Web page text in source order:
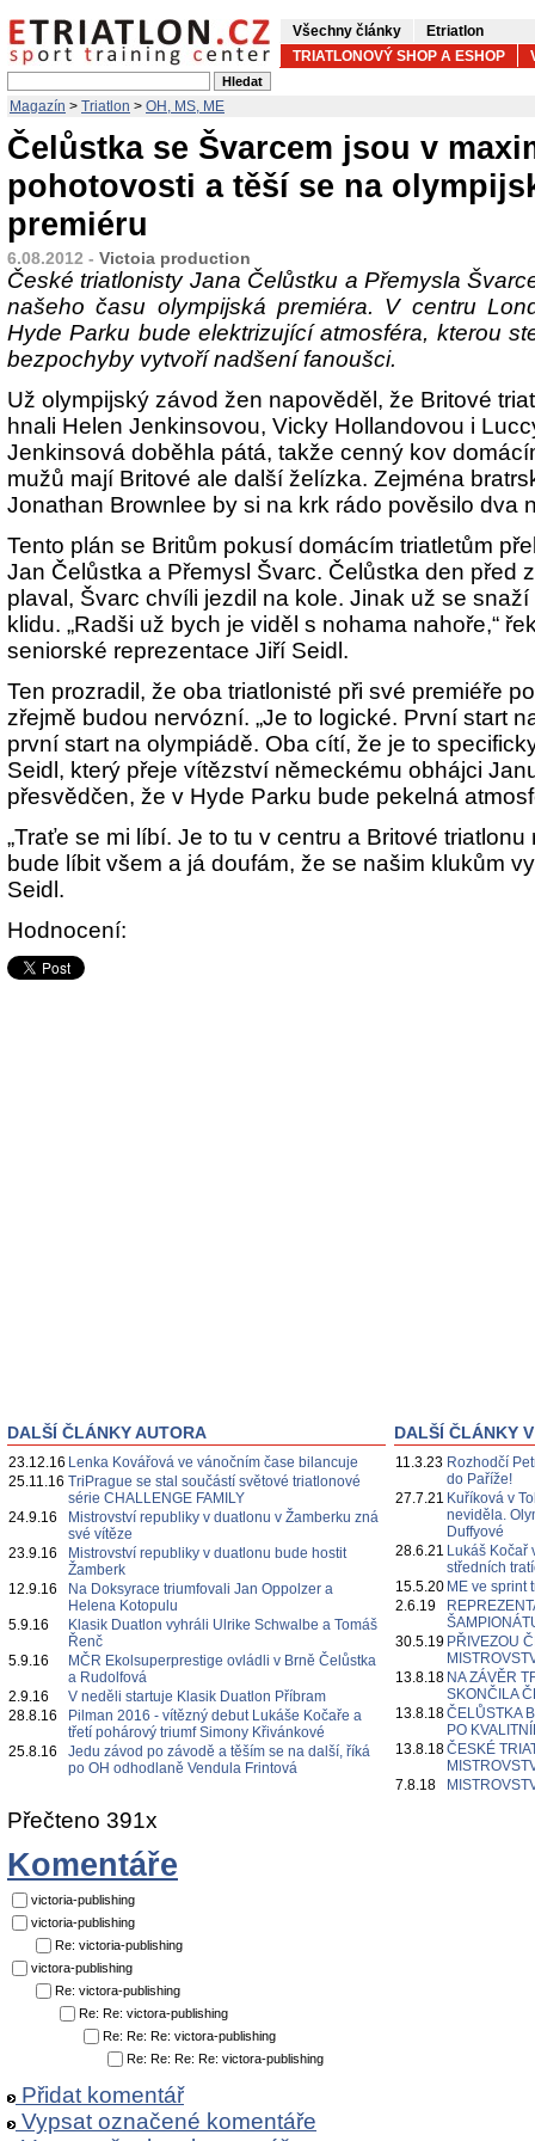
Všechny články
Etriatlon
TRIATLONOVÝ SHOP A ESHOP
Magazín > Triatlon > OH, MS, ME
Čelůstka se Švarcem jsou v
pohotovosti a těší se na
premiéru
6.08.2012 - Victoia production
České triatlonisty Jana Čelůstku a Přemysla
našeho času olympijská premiéra. V centru
Hyde Parku bude elektrizující atmosféra, kterou
bezpochyby vytvoří nadšení fanoušci.
Už olympijský závod žen napověděl, že Britové
hnali Helen Jenkinsovou, Vicky Hollandovou i
Jenkinsová doběhla pátá, takže cenný kov
mužů mají Britové ale další želízka. Zejména
Jonathan Brownlee by si na krk rádo pověsilo dva
Tento plán se Britům pokusí domácím triatletům
Jan Čelůstka a Přemysl Švarc. Čelůstka den před
plaval, Švarc chvíli jezdil na kole. Jinak už se
klidu. „Radši už bych je viděl s nohama nahoře,“
seniorské reprezentace Jiří Seidl.
Ten prozradil, že oba triatlonisté při své premiéře
zřejmě budou nervózní. „Je to logické. První start
první start na olympiádě. Oba cítí, že je to
Seidl, který přeje vítězství německému obhájci
přesvědčen, že v Hyde Parku bude pekelná
„Traťe se mi líbí. Je to tu v centru a Britové
bude líbit všem a já doufám, že se našim klukům
Seidl.
Hodnocení:
DALŠÍ ČLÁNKY AUTORA
23.12.16 Lenka Kovářová ve vánočním čase bilancuje
25.11.16 TriPrague se stal součástí světové triatlonové
série CHALLENGE FAMILY
24.9.16
Mistrovství republiky v duatlonu v Žamberku zná
své vítěze
23.9.16
Mistrovství republiky v duatlonu bude hostit
Žamberk
12.9.16
Na Doksyrace triumfovali Jan Oppolzer a
Helena Kotopulu
5.9.16
Klasik Duatlon vyhráli Ulrike Schwalbe a Tomáš
Řenč
5.9.16
MČR Ekolsuperprestige ovládli v Brně Čelůstka
a Rudolfová
2.9.16
V neděli startuje Klasik Duatlon Příbram
28.8.16
Pilman 2016 - vítězný debut Lukáše Kočaře a
třetí pohárový triumf Simony Křivánkové
25.8.16
Jedu závod po závodě a těším se na další, říká
po OH odhodlaně Vendula Frintová
DALŠÍ ČLÁNKY
11.3.23 Rozhodčí
do Paříže!
27.7.21 Kuříková v
neviděla.
Duffyové
28.6.21 Lukáš Kočař
středních
15.5.20 ME ve sprint
2.6.19
30.5.19 PŘIVEZOU
13.8.18 NA ZÁVĚR
SKONČILA
13.8.18ČELŮSTKA
PO
13.8.18ČESKÉ
7.8.18
Přečteno 391x
Komentáře
victoria-publishing
victoria-publishing
Re: victoria-publishing
victora-publishing
Re: victora-publishing
Re: Re: victora-publishing
Re: Re: Re: victora-publishing
Re: Re: Re: Re: victora-publishing
Přidat komentář
Vypsat označené komentáře